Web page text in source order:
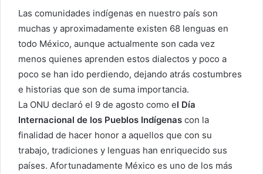
Las comunidades indígenas en nuestro país son
muchas y aproximadamente existen 68 lenguas en
todo México, aunque actualmente son cada vez
menos quienes aprenden estos dialectos y poco a
poco se han ido perdiendo, dejando atrás costumbres
e historias que son de suma importancia.
La ONU declaró el 9 de agosto como el Día
Internacional de los Pueblos Indígenas con la
finalidad de hacer honor a aquellos que con su
trabajo, tradiciones y lenguas han enriquecido sus
países. Afortunadamente México es uno de los más